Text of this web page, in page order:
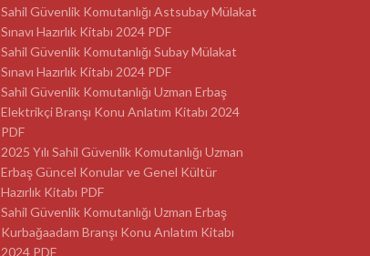
Sahil Güvenlik Komutanlığı Astsubay Mülakat
Sınavı Hazırlık Kitabı 2024 PDF
Sahil Güvenlik Komutanlığı Subay Mülakat
Sınavı Hazırlık Kitabı 2024 PDF
Sahil Güvenlik Komutanlığı Uzman Erbaş
Elektrikçi Branşı Konu Anlatım Kitabı 2024
PDF
2025 Yılı Sahil Güvenlik Komutanlığı Uzman
Erbaş Güncel Konular ve Genel Kültür
Hazırlık Kitabı PDF
Sahil Güvenlik Komutanlığı Uzman Erbaş
Kurbağaadam Branşı Konu Anlatım Kitabı
2024 PDF